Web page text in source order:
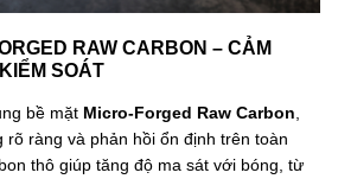
RAW CARBON – CẢM
SOÁT
bề mặt Micro-Forged Raw Carbon
rõ ràng và phản hồi ổn định trên toàn
thô giúp tăng độ ma sát với bóng, từ